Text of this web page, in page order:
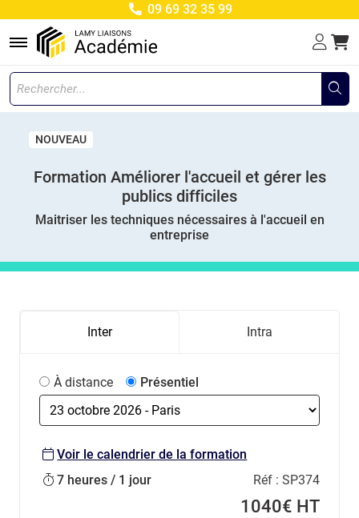
09 69 32 35 99
Menu
NOUVEAU
Formation Améliorer l'accueil et gérer les
publics difficiles
Maitriser les techniques nécessaires à l'accueil en
entreprise
Inter Intra
À distance Présentiel
Voir le calendrier de la formation
7 heures / 1 jour
Réf : SP374
1040€ HT